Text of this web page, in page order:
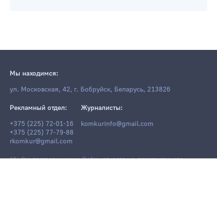
Мы находимся:
ул. Московская, 42, г. Бобруйск, Беларусь, 213826
Рекламный отдел:
+375 (225) 72-01-16
+375 (225) 77-79-88
rkomkur@gmail.com
Журналисты:
komkurinfo@gmail.com
18+ Все права защищены. Любое копирование, перепечатка или